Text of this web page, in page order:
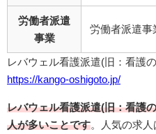
労働者派遣
事業
労働者派遣事
レバウェル看護派遣(旧：看護
https://kango-oshigoto.jp/
レバウェル看護派遣(旧：看護
人が多いことです。人気の求